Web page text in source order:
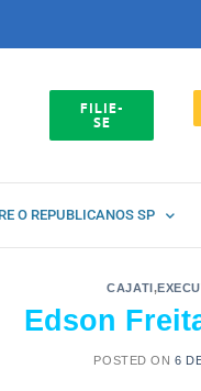
FILIE-
SE
O REPUBLICANOS SP
CAJATI,
Edson
POSTED ON6